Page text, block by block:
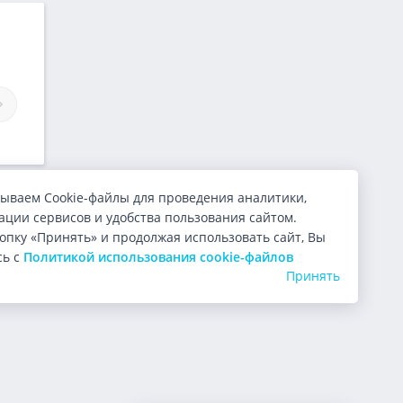
Cookie-файлы для проведения аналитики,
сервисов и удобства пользования сайтом.
«Принять» и продолжая использовать сайт, Вы
с Политикой использования cookie-файлов
Принять